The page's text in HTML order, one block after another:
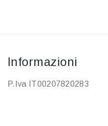
Informazioni
P.Iva IT00207820283